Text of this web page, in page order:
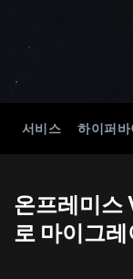
서비스 하이퍼바
온프레미스
로 마이그